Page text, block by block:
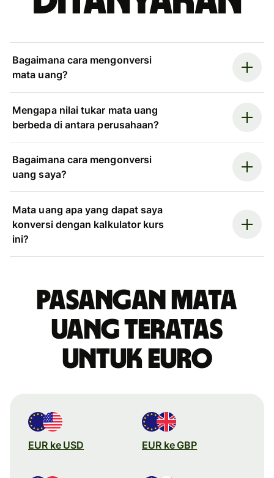
Bagaimana cara mengonversi
mata uang?
Mengapa nilai tukar mata uang
berbeda di antara perusahaan?
Bagaimana cara mengonversi
uang saya?
Mata uang apa yang dapat saya
konversi dengan kalkulator kurs
ini?
Pasangan mata
uang teratas
untuk euro
EUR ke USD EUR ke GBP